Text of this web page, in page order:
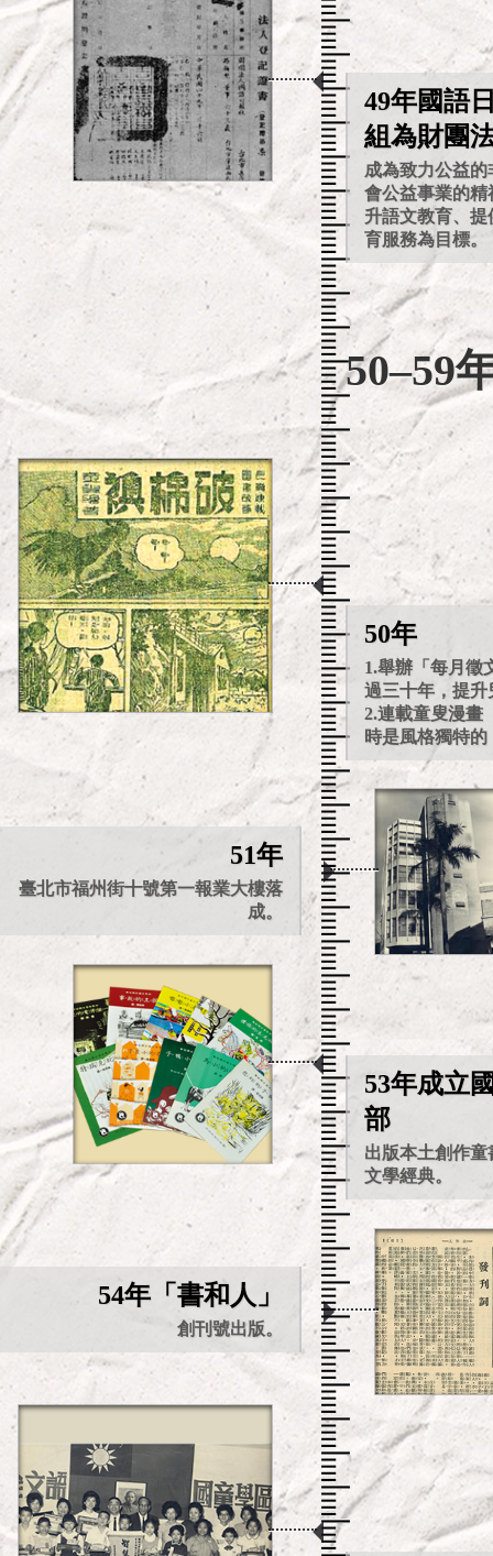
49年國語
組為財團
成為致力公益
會公益事業的精
升語文教育、
育服務為目標。
50–59
50年
1.舉辦「每月徵
過三十年，提升
2.連載童叟漫畫
時是風格獨特
51年
臺北市福州街十號第一報業大樓落
成。
53年成立
部
出版本土創作
文學經典。
54年「書和人」
創刊號出版。